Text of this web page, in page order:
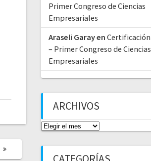
Primer Congreso de Ciencias
Empresariales
Araseli Garayen Certificación
– Primer Congreso de Ciencias
Empresariales
ARCHIVOS